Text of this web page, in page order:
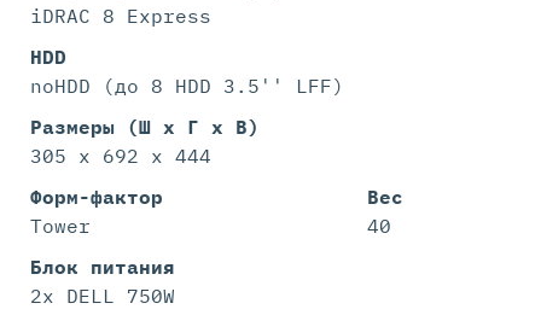
iDRAC 8 Express
HDD
noHDD (до 8 HDD 3.5'' LFF)
Размеры (Ш х Г х В)
305 x 692 x 444
Форм-фактор
Tower
Вес
40
Блок питания
2x DELL 750W